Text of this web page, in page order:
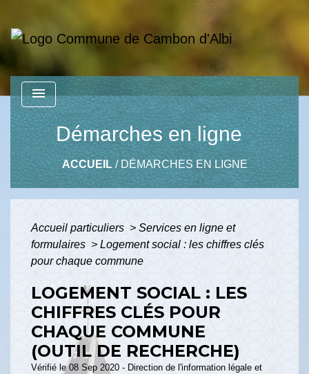
menu
Démarches en ligne
ACCUEIL/DÉMARCHES EN LIGNE
Accueil particuliers > Services en ligne et
formulaires > Logement social : les chiffres clés
pour chaque commune
LOGEMENT SOCIAL : LES
CHIFFRES CLÉS POUR
CHAQUE COMMUNE
(OUTIL DE RECHERCHE)
Vérifié le 08 Sep 2020 - Direction de l'information légale et